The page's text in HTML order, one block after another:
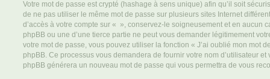
Votre mot de passe est crypté (hashage à sens unique) afin qu’il soit
de ne pas utiliser le même mot de passe sur plusieurs sites Internet
d’accès à votre compte sur « », conservez-le soigneusement et en aucun
phpBB ou une d’une tierce partie ne peut vous demander légitimement
votre mot de passe, vous pouvez utiliser la fonction « J’ai oublié mon mot
phpBB. Ce processus vous demandera de fournir votre nom d’utilisateur
phpBB générera un nouveau mot de passe qui vous permettra de vous